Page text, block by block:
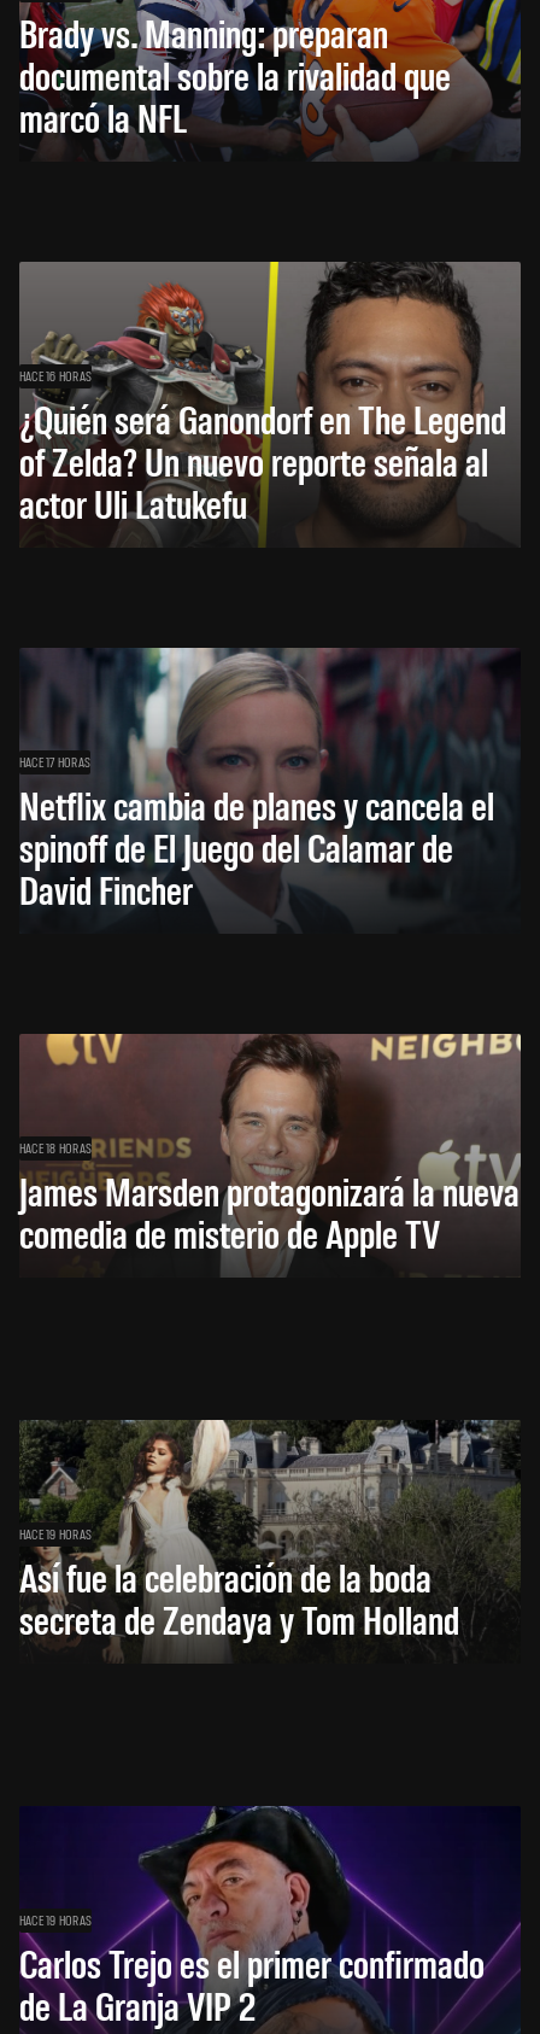
Brady vs. Manning: preparan
documental sobre la rivalidad que
marcó la NFL
HACE 16 HORAS
¿Quién será Ganondorf en The Legend
of Zelda? Un nuevo reporte señala al
actor Uli Latukefu
HACE 17 HORAS
Netflix cambia de planes y cancela el
spinoff de El Juego del Calamar de
David Fincher
HACE 18 HORAS
James Marsden protagonizará la nueva
comedia de misterio de Apple TV
HACE 19 HORAS
Así fue la celebración de la boda
secreta de Zendaya y Tom Holland
HACE 19 HORAS
Carlos Trejo es el primer confirmado
de La Granja VIP 2